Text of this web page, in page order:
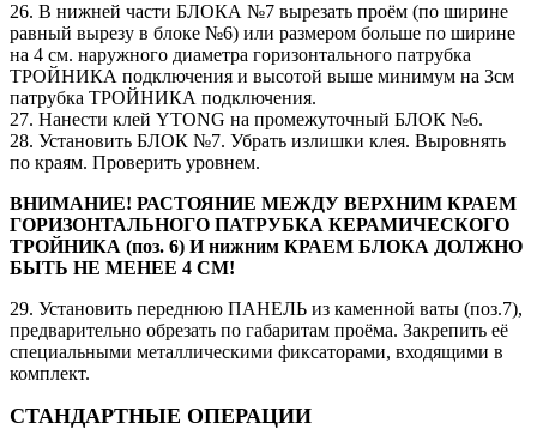
26. В нижней части БЛОКА №7 вырезать проём (по ширине
равный вырезу в блоке №6) или размером больше по ширине
на 4 см. наружного диаметра горизонтального патрубка
ТРОЙНИКА подключения и высотой выше минимум на 3см
патрубка ТРОЙНИКА подключения.
27. Нанести клей YTONG на промежуточный БЛОК №6.
28. Установить БЛОК №7. Убрать излишки клея. Выровнять
по краям. Проверить уровнем.
ВНИМАНИЕ! РАСТОЯНИЕ МЕЖДУ ВЕРХНИМ КРАЕМ
ГОРИЗОНТАЛЬНОГО ПАТРУБКА КЕРАМИЧЕСКОГО
ТРОЙНИКА (поз. 6) И нижним КРАЕМ БЛОКА ДОЛЖНО
БЫТЬ НЕ МЕНЕЕ 4 СМ!
29. Установить переднюю ПАНЕЛЬ из каменной ваты (поз.7),
предварительно обрезать по габаритам проёма. Закрепить её
специальными металлическими фиксаторами, входящими в
комплект.
СТАНДАРТНЫЕ ОПЕРАЦИИ